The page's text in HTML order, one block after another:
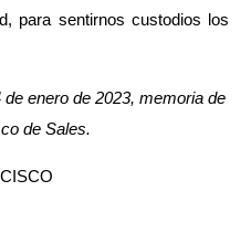
para sentirnos custodios los
enero de 2023, memoria de
de Sales.